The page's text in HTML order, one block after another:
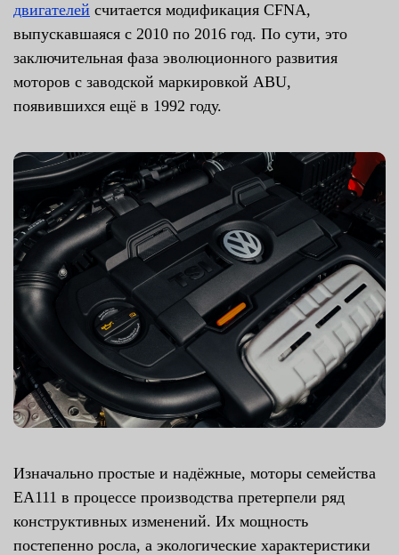
двигателей считается модификация CFNA,
выпускавшаяся с 2010 по 2016 год. По сути, это
заключительная фаза эволюционного развития
моторов с заводской маркировкой ABU,
появившихся ещё в 1992 году.
Изначально простые и надёжные, моторы семейства
EA111 в процессе производства претерпели ряд
конструктивных изменений. Их мощность
постепенно росла, а экологические характеристики